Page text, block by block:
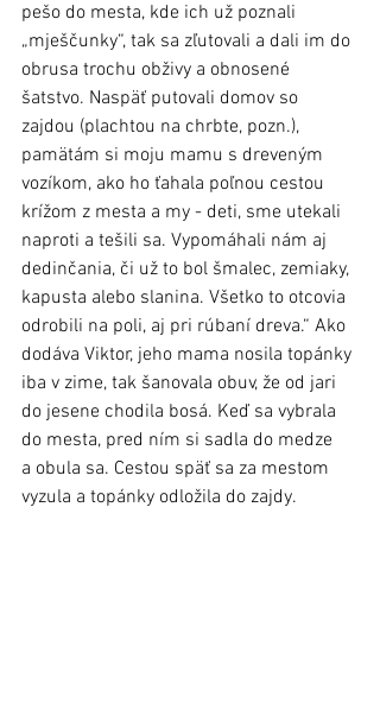
pešo do mesta, kde ich už poznali
„mješčunky“, tak sa zľutovali a dali im do
obrusa trochu obživy a obnosené
šatstvo. Naspäť putovali domov so
zajdou (plachtou na chrbte, pozn.),
pamätám si moju mamu s dreveným
vozíkom, ako ho ťahala poľnou cestou
krížom z mesta a my - deti, sme utekali
naproti a tešili sa. Vypomáhali nám aj
dedinčania, či už to bol šmalec, zemiaky,
kapusta alebo slanina. Všetko to otcovia
odrobili na poli, aj pri rúbaní dreva.“ Ako
dodáva Viktor, jeho mama nosila topánky
iba v zime, tak šanovala obuv, že od jari
do jesene chodila bosá. Keď sa vybrala
do mesta, pred ním si sadla do medze
a obula sa. Cestou späť sa za mestom
vyzula a topánky odložila do zajdy.